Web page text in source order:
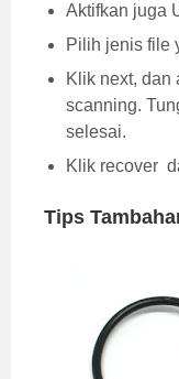
Aktifkan juga
Pilih jenis file
Klik next, dan
scanning.
selesai.
Klik recover
Tips